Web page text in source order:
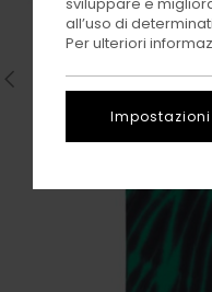
all’uso di
Per ulteriori